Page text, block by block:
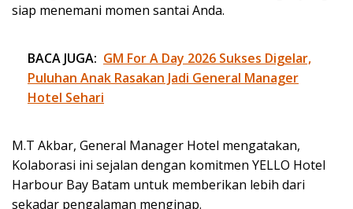
siap menemani momen santai Anda.
BACA JUGA: GM For A Day 2026 Sukses Digelar,
Puluhan Anak Rasakan Jadi General Manager
Hotel Sehari
M.T Akbar, General Manager Hotel mengatakan,
Kolaborasi ini sejalan dengan komitmen YELLO Hotel
Harbour Bay Batam untuk memberikan lebih dari
sekadar pengalaman menginap.